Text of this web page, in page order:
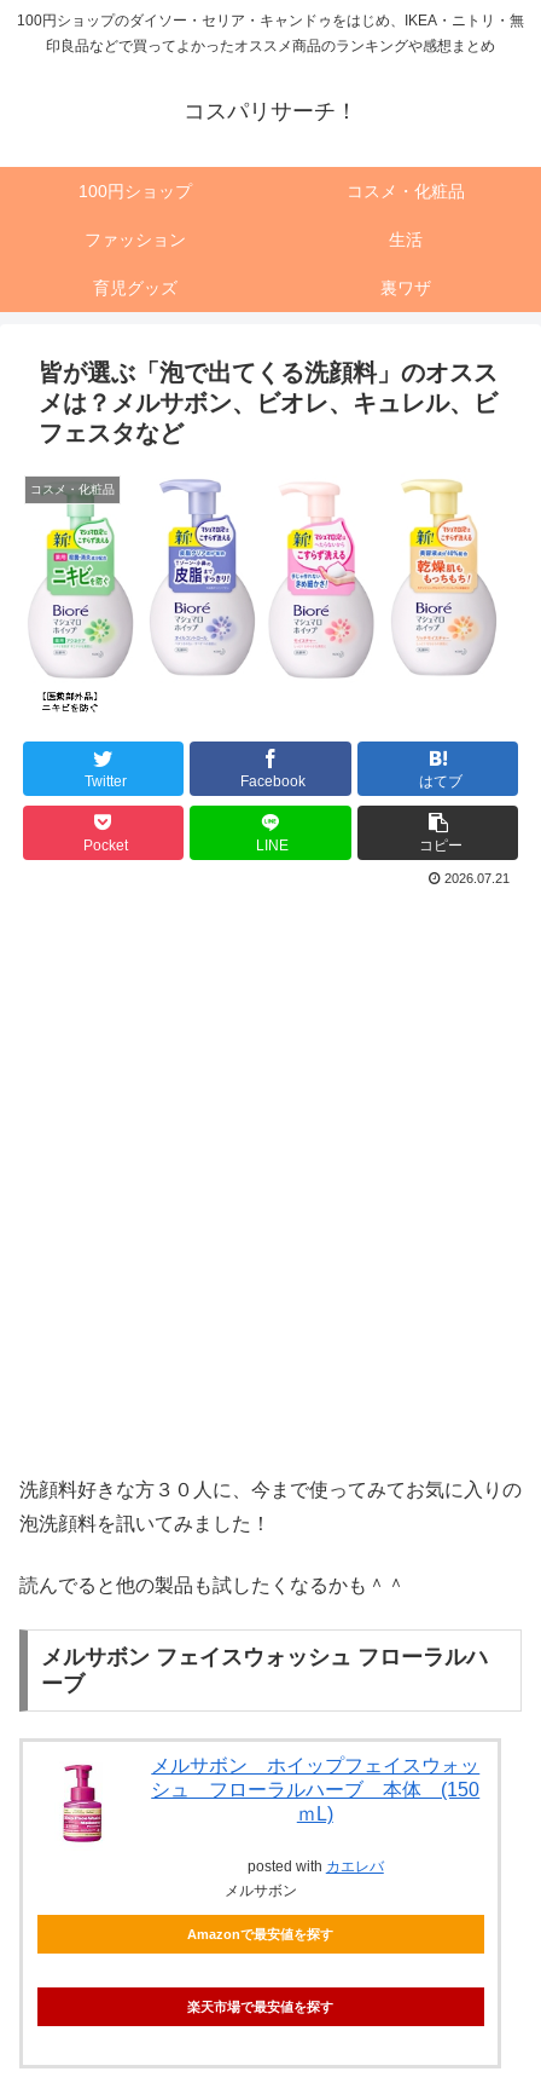
100円ショップのダイソー・セリア・キャンドゥをはじめ、IKEA・ニトリ・無
印良品などで買ってよかったオススメ商品のランキングや感想まとめ
コスパリサーチ！
100円ショップ コスメ・化粧品
ファッション 生活
育児グッズ 裏ワザ
皆が選ぶ「泡で出てくる洗顔料」のオスス
メは？メルサボン、ビオレ、キュレル、ビ
フェスタなど
コスメ・化粧品
Twitter Facebook はてブ
Pocket LINE コピー
2026.07.21
洗顔料好きな方３０人に、今まで使ってみてお気に入りの
泡洗顔料を訊いてみました！
読んでると他の製品も試したくなるかも＾＾
メルサボン フェイスウォッシュ フローラルハ
ーブ
メルサボン ホイップフェイスウォッ
シュ フローラルハーブ 本体 (150
ｍL)
posted with カエレバ
メルサボン
Amazonで最安値を探す
楽天市場で最安値を探す